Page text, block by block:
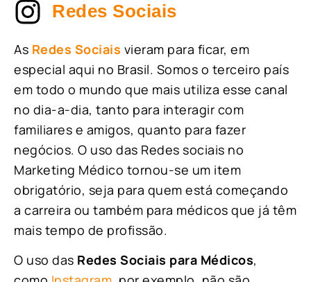
Redes Sociais
As Redes Sociais vieram para ficar, em
especial aqui no Brasil. Somos o terceiro país
em todo o mundo que mais utiliza esse canal
no dia-a-dia, tanto para interagir com
familiares e amigos, quanto para fazer
negócios. O uso das Redes sociais no
Marketing Médico tornou-se um item
obrigatório, seja para quem está começando
a carreira ou também para médicos que já têm
mais tempo de profissão.
O uso das Redes Sociais para Médicos,